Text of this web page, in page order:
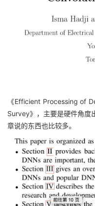
《Efficient Processing of
Survey》 ，主要是硬件角
章说的东西也比较多。